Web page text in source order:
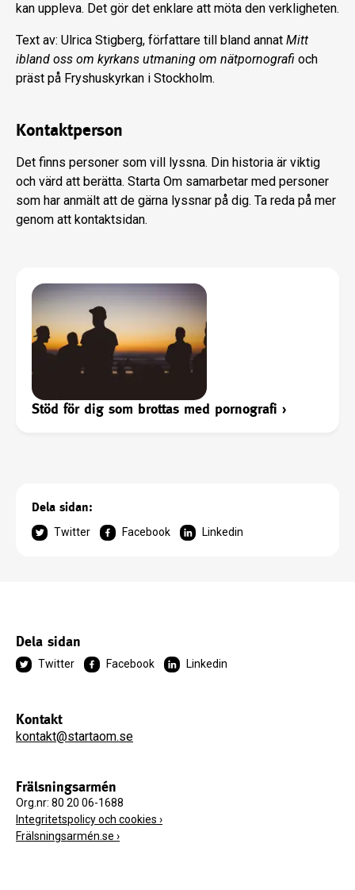
kan uppleva. Det gör det enklare att möta den verkligheten.
Text av: Ulrica Stigberg, författare till bland annat Mitt
ibland oss om kyrkans utmaning om nätpornografi och
präst på Fryshuskyrkan i Stockholm.
Kontaktperson
Det finns personer som vill lyssna. Din historia är viktig
och värd att berätta. Starta Om samarbetar med personer
som har anmält att de gärna lyssnar på dig. Ta reda på mer
genom att kontaktsidan.
Stöd för dig som brottas med pornografi ›
Dela sidan:
Twitter Facebook Linkedin
Dela sidan
Twitter Facebook Linkedin
Kontakt
kontakt@startaom.se
Frälsningsarmén
Org.nr: 80 20 06-1688
Integritetspolicy och cookies ›
Frälsningsarmén.se ›